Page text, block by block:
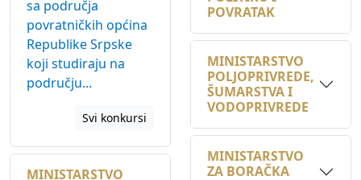
Republike Srpske
koji studiraju na
području...
Svi konkursi
OBRAZOVANJA I
NAUKE
POLJOPRIVREDE,
ŠUMARSTVA I
VODOPRIVREDE
ZA BORAČKA
PITANJA